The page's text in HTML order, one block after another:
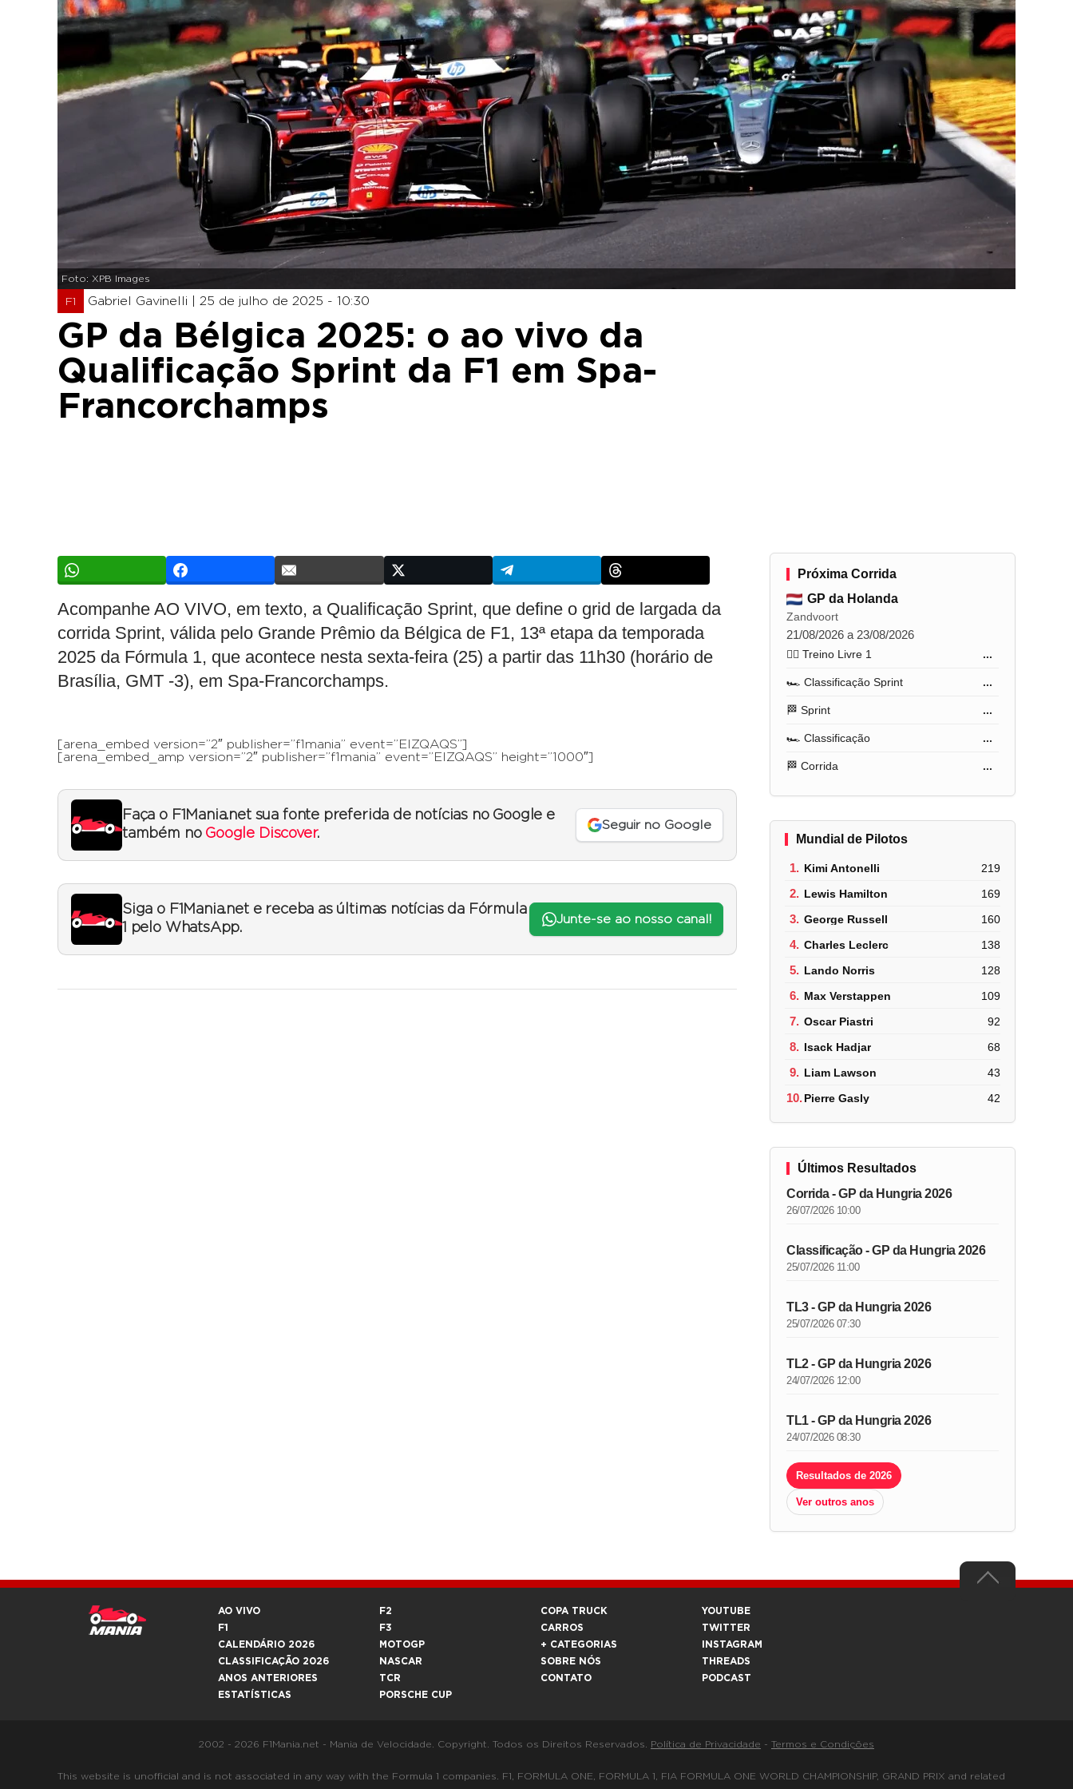
Foto: XPB Images
F1 Gabriel Gavinelli | 25 de julho de 2025 - 10:30
GP da Bélgica 2025: o ao vivo da
Qualificação Sprint da F1 em Spa-
Francorchamps
Acompanhe AO VIVO, em texto, a Qualificação Sprint, que define o grid de largada da
corrida Sprint, válida pelo Grande Prêmio da Bélgica de F1, 13ª etapa da temporada
2025 da Fórmula 1, que acontece nesta sexta-feira (25) a partir das 11h30 (horário de
Brasília, GMT -3), em Spa-Francorchamps.
[arena_embed version=”2″ publisher=”f1mania” event=”ElZQAQS”]
[arena_embed_amp version=”2″ publisher=”f1mania” event=”ElZQAQS” height=”1000″]
Faça o F1Mania.net sua fonte preferida de notícias no Google e
também no Google Discover.
Seguir no Google
Siga o F1Mania.net e receba as últimas notícias da Fórmula
1 pelo WhatsApp.
Junte-se ao nosso canal!
Próxima Corrida
GP da Holanda
Zandvoort
21/08/2026 a 23/08/2026
🏋️‍♂️ Treino Livre 1 ...
🏎️ Classificação Sprint ...
🏁 Sprint ...
🏎️ Classificação ...
🏁 Corrida ...
Mundial de Pilotos
1. Kimi Antonelli 219
2. Lewis Hamilton 169
3. George Russell 160
4. Charles Leclerc 138
5. Lando Norris 128
6. Max Verstappen 109
7. Oscar Piastri 92
8. Isack Hadjar 68
9. Liam Lawson 43
10.Pierre Gasly 42
Últimos Resultados
Corrida - GP da Hungria 2026
26/07/2026 10:00
Classificação - GP da Hungria 2026
25/07/2026 11:00
TL3 - GP da Hungria 2026
25/07/2026 07:30
TL2 - GP da Hungria 2026
24/07/2026 12:00
TL1 - GP da Hungria 2026
24/07/2026 08:30
Resultados de 2026
Ver outros anos
AO VIVO
F1
CALENDÁRIO 2026
CLASSIFICAÇÃO 2026
ANOS ANTERIORES
ESTATÍSTICAS
F2
F3
MOTOGP
NASCAR
TCR
PORSCHE CUP
COPA TRUCK
CARROS
+ CATEGORIAS
SOBRE NÓS
CONTATO
YOUTUBE
TWITTER
INSTAGRAM
THREADS
PODCAST
2002 - 2026 F1Mania.net - Mania de Velocidade. Copyright. Todos os Direitos Reservados. Política de Privacidade - Termos e Condições
This website is unofficial and is not associated in any way with the Formula 1 companies. F1, FORMULA ONE, FORMULA 1, FIA FORMULA ONE WORLD CHAMPIONSHIP, GRAND PRIX and related